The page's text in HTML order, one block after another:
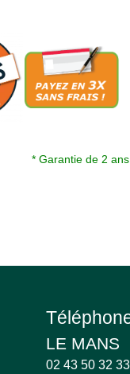
* Garantie de 2
LE MANS
02 43 50 32 33